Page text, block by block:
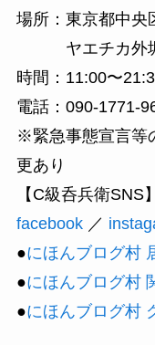
場所：東京都中央
ヤエチカ外堀
時間：11:00〜
電話：090-1771-
※緊急事態宣言等
更あり
【C級呑兵衛SNS】
facebook／
●にほんブログ村
●にほんブログ村
●にほんブログ村